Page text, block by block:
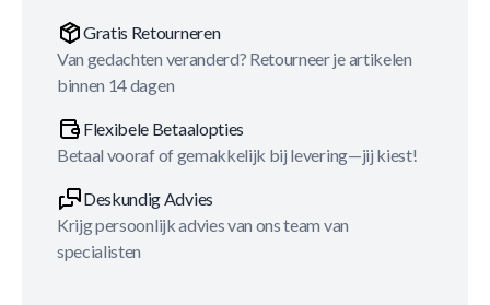
Gratis Retourneren
Van gedachten veranderd? Retourneer je artikelen
binnen 14 dagen
Flexibele Betaalopties
Betaal vooraf of gemakkelijk bij levering—jij kiest!
Deskundig Advies
Krijg persoonlijk advies van ons team van
specialisten